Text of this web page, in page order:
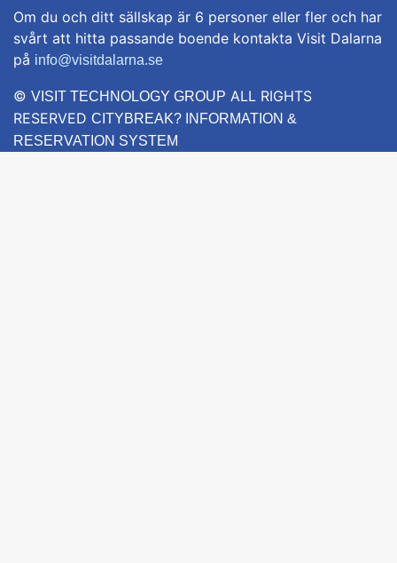
Om du och ditt sällskap är 6 personer eller fler och har
svårt att hitta passande boende kontakta Visit Dalarna
på info@visitdalarna.se
© VISIT TECHNOLOGY GROUP ALL RIGHTS
RESERVED CITYBREAK? INFORMATION &
RESERVATION SYSTEM